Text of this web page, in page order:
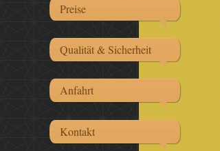
Preise
Qualität & Sicherheit
Anfahrt
Kontakt